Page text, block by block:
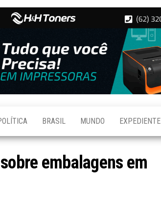
BRASIL MUNDO EXPEDIENTE
embalagens em